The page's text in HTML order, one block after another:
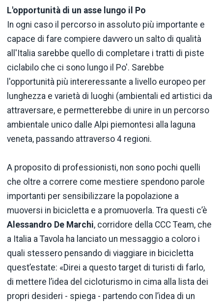
L'opportunità di un asse lungo il Po
In ogni caso il percorso in assoluto più importante e
capace di fare compiere davvero un salto di qualità
all'Italia sarebbe quello di completare i tratti di piste
ciclabilo che ci sono lungo il Po'. Sarebbe
l'opportunità più intereressante a livello europeo per
lunghezza e varietà di luoghi (ambientali ed artistici da
attraversare, e permetterebbe di unire in un percorso
ambientale unico dalle Alpi piemontesi alla laguna
veneta, passando attraverso 4 regioni.
A proposito di professionisti, non sono pochi quelli
che oltre a correre come mestiere spendono parole
importanti per sensibilizzare la popolazione a
muoversi in bicicletta e a promuoverla. Tra questi c’è
Alessandro De Marchi, corridore della CCC Team, che
a Italia a Tavola ha lanciato un messaggio a coloro i
quali stessero pensando di viaggiare in bicicletta
quest’estate: «Direi a questo target di turisti di farlo,
di mettere l’idea del cicloturismo in cima alla lista dei
propri desideri - spiega - partendo con l’idea di un